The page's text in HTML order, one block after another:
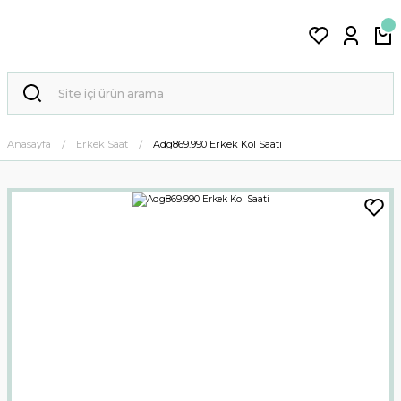
Anasayfa Erkek Saat Adg869.990 Erkek Kol Saati